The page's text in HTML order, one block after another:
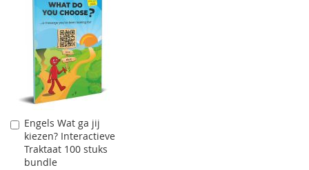
Engels Wat ga jij
kiezen? Interactieve
Traktaat 100 stuks
bundle
In
Winkelwagen